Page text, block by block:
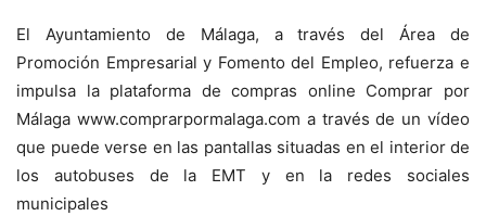
El Ayuntamiento de Málaga, a través del Área de
Promoción Empresarial y Fomento del Empleo, refuerza e
impulsa la plataforma de compras online Comprar por
Málaga www.comprarpormalaga.com a través de un vídeo
que puede verse en las pantallas situadas en el interior de
los autobuses de la EMT y en la redes sociales
municipales